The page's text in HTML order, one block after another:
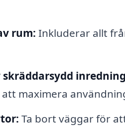
rum: Inkluderar allt
skräddarsydd
maximera
Ta bort väggar för